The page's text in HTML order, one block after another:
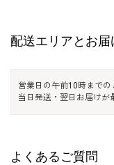
配送エリアとお
営業日の午前10時までの
当日発送・翌日お届けが
よくあるご質問